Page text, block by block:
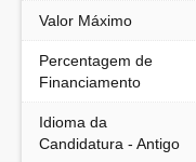
Valor Máximo
Percentagem de
Financiamento
Idioma da
Candidatura - Antigo